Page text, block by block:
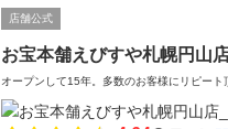
店舗公式
お宝本舗えびすや札幌円山
オープンして15年。多数のお客様にリピート